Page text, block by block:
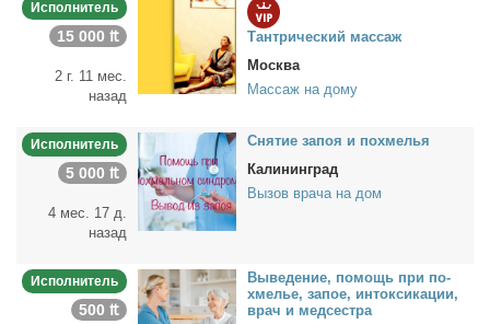
Исполнитель
15 000 ₶
2 г. 11 мес.
назад
Тан­три­че­ский мас­саж
Москва
Массаж на дому
Исполнитель
5 000 ₶
4 мес. 17 д.
назад
Сня­тие за­поя и по­хме­лья
Калининград
Вызов врача на дом
Исполнитель
500 ₶
Вы­ве­де­ние, по­мощь при по­
хме­лье, за­пое, ин­ток­си­ка­ции,
врач и мед­сест­ра